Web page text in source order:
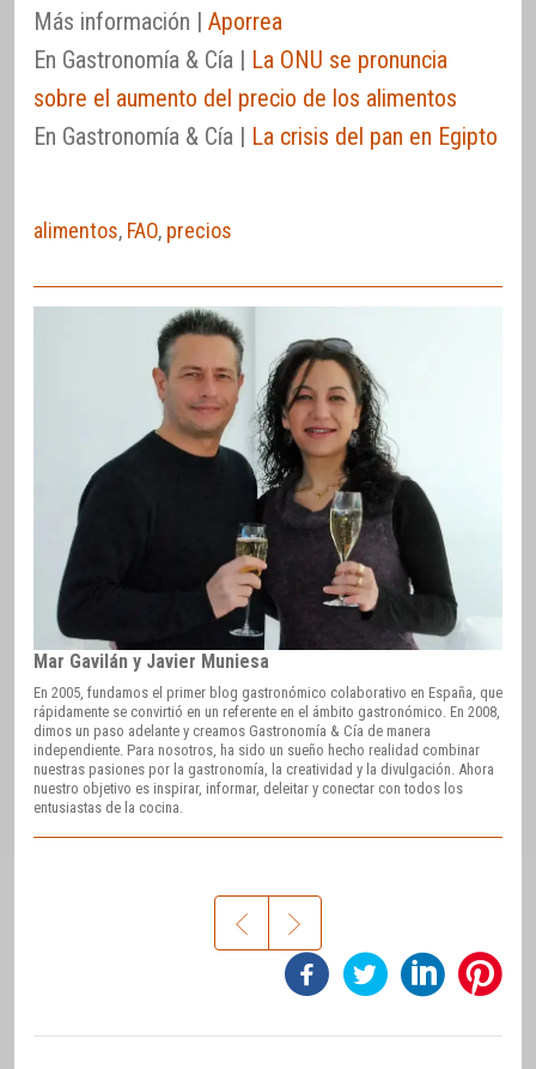
Más información | Aporrea
En Gastronomía & Cía |
La ONU se pronuncia
sobre el aumento del precio de los alimentos
En Gastronomía & Cía |
La crisis del pan en Egipto
alimentos, FAO, precios
Mar Gavilán y Javier Muniesa
En 2005, fundamos el primer blog gastronómico colaborativo en España, que
rápidamente se convirtió en un referente en el ámbito gastronómico. En 2008,
dimos un paso adelante y creamos Gastronomía & Cía de manera
independiente. Para nosotros, ha sido un sueño hecho realidad combinar
nuestras pasiones por la gastronomía, la creatividad y la divulgación. Ahora
nuestro objetivo es inspirar, informar, deleitar y conectar con todos los
entusiastas de la cocina.